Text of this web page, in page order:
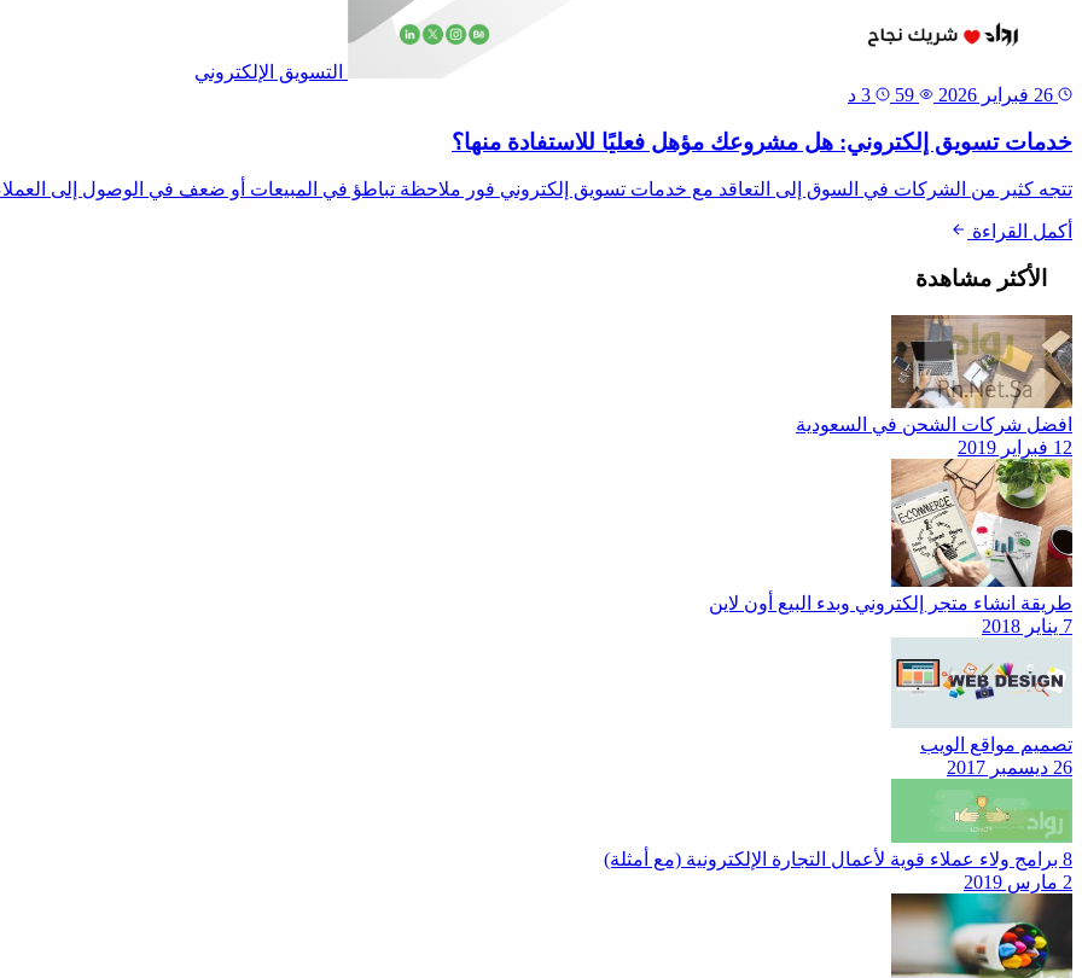
التسويق الإلكتروني
خدمات تسويق إلكتروني: هل مشروعك مؤهل فعليًا للاستفادة منها؟
تتجه كثير من الشركات في السوق إلى التعاقد مع خدمات تسويق إلكتروني فور ملاحظة تباطؤ في المبيعات أو ضعف في الوصول إلى
أكمل القراءة
الأكثر مشاهدة
افضل شركات الشحن في السعودية
12 فبراير 2019
طريقة انشاء متجر إلكتروني وبدء البيع أون لاين
7 يناير 2018
تصميم مواقع الويب
26 ديسمبر 2017
8 برامج ولاء عملاء قوية لأعمال التجارة الإلكترونية (مع أمثلة)
2 مارس 2019